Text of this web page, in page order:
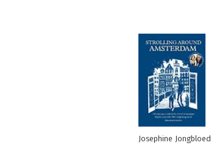
Josephine Jongbloed